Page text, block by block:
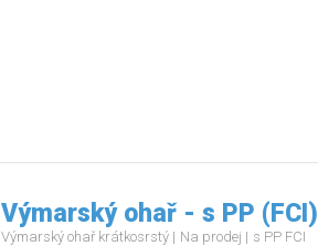
Výmarský ohař - s PP (FCI)
Výmarský ohař krátkosrstý Na prodej s PP FCI